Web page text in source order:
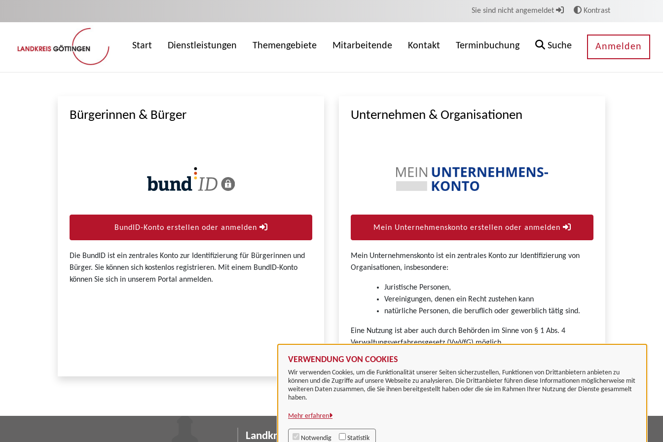
VERWENDUNG VON COOKIES
Wir verwenden Cookies, um die Funktionalität unserer Seiten sicherzustellen, Funktionen von Drittanbietern anbieten zu
können und die Zugriffe auf unsere Webseite zu analysieren. Die Drittanbieter führen diese Informationen möglicherweise mit
weiteren Daten zusammen, die Sie ihnen bereitgestellt haben oder die sie im Rahmen Ihrer Nutzung der Dienste gesammelt
haben.
Mehr erfahren
Notwendig Statistik
Sie sind nicht angemeldet Kontrast
Start Dienstleistungen Themengebiete Mitarbeitende Kontakt Terminbuchung Suche Anmelden
Bürgerinnen & Bürger
BundID-Konto erstellen oder anmelden
Die BundID ist ein zentrales Konto zur Identifizierung für Bürgerinnen und
Bürger. Sie können sich kostenlos registrieren. Mit einem BundID-Konto
können Sie sich in unserem Portal anmelden.
Unternehmen & Organisationen
Mein Unternehmenskonto erstellen oder anmelden
Mein Unternehmenskonto ist ein zentrales Konto zur Identifizierung von
Organisationen, insbesondere:
Juristische Personen,
Vereinigungen, denen ein Recht zustehen kann
natürliche Personen, die beruflich oder gewerblich tätig sind.
Eine Nutzung ist aber auch durch Behörden im Sinne von § 1 Abs. 4
Verwaltungsverfahrensgesetz (VwVfG) möglich.
Landkreis Göttingen